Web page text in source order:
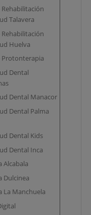
Talavera
Huelva
Protonterapia
Dental
Dental Manacor
Dental Palma
Dental Kids
Dental Inca
Alcabala
Dulcinea
La Manchuela